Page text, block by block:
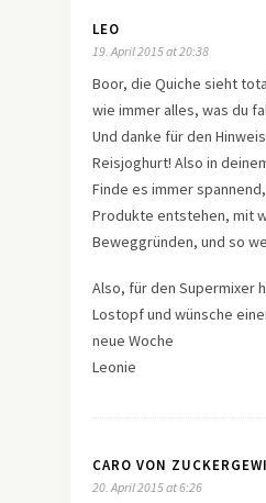
LEO
19. April 2015 at 20:38
Boor, die Quiche sieht
wie immer alles, was du
Und danke für den
Reisjoghurt! Also in
Finde es immer
Produkte entstehen, mit
Beweggründen, und so
Also, für den Supermixer
Lostopf und wünsche
neue Woche
Leonie
CARO VON
20. April 2015 at 6:26